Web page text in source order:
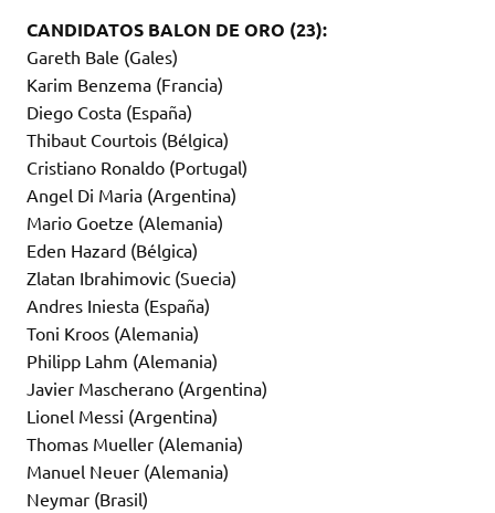
CANDIDATOS BALON DE ORO (23):
Gareth Bale (Gales)
Karim Benzema (Francia)
Diego Costa (España)
Thibaut Courtois (Bélgica)
Cristiano Ronaldo (Portugal)
Angel Di Maria (Argentina)
Mario Goetze (Alemania)
Eden Hazard (Bélgica)
Zlatan Ibrahimovic (Suecia)
Andres Iniesta (España)
Toni Kroos (Alemania)
Philipp Lahm (Alemania)
Javier Mascherano (Argentina)
Lionel Messi (Argentina)
Thomas Mueller (Alemania)
Manuel Neuer (Alemania)
Neymar (Brasil)